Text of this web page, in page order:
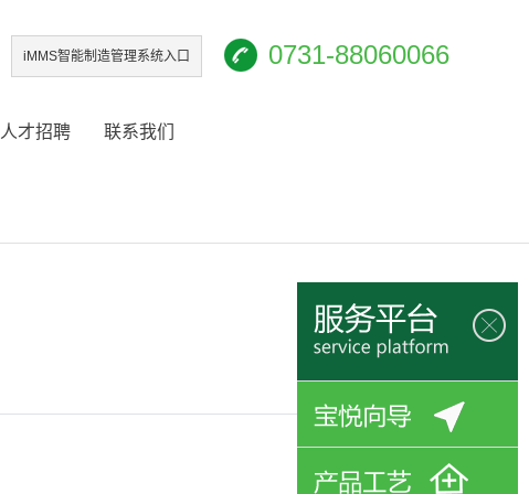
0731-88060066
iMMS智能制造管理系统入口
人才招聘 联系我们